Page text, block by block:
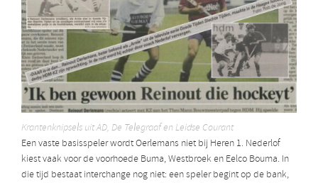
Krantenknipsels uit AD, De Telegraaf en Leidse Courant
Een vaste basisspeler wordt Oerlemans niet bij Heren 1. Nederlof
kiest vaak voor de voorhoede Buma, Westbroek en Eelco Bouma. In
die tijd bestaat interchange nog niet: een speler begint op de bank,